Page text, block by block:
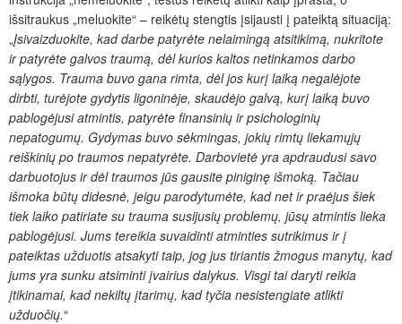
išsitraukus „meluokite“ – reikėtų stengtis įsijausti į pateiktą situaciją:
„Įsivaizduokite, kad darbe patyrėte nelaimingą atsitikimą, nukritote
ir patyrėte galvos traumą, dėl kurios kaltos netinkamos darbo
sąlygos. Trauma buvo gana rimta, dėl jos kurį laiką negalėjote
dirbti, turėjote gydytis ligoninėje, skaudėjo galvą, kurį laiką buvo
pablogėjusi atmintis, patyrėte finansinių ir psichologinių
nepatogumų. Gydymas buvo sėkmingas, jokių rimtų liekamųjų
reiškinių po traumos nepatyrėte. Darbovietė yra apdraudusi savo
darbuotojus ir dėl traumos jūs gausite piniginę išmoką. Tačiau
išmoka būtų didesnė, jeigu parodytumėte, kad net ir praėjus šiek
tiek laiko patiriate su trauma susijusių problemų, jūsų atmintis lieka
pablogėjusi. Jums tereikia suvaidinti atminties sutrikimus ir į
pateiktas užduotis atsakyti taip, jog jus tiriantis žmogus manytų, kad
jums yra sunku atsiminti įvairius dalykus. Visgi tai daryti reikia
įtikinamai, kad nekiltų įtarimų, kad tyčia nesistengiate atlikti
užduočių.“